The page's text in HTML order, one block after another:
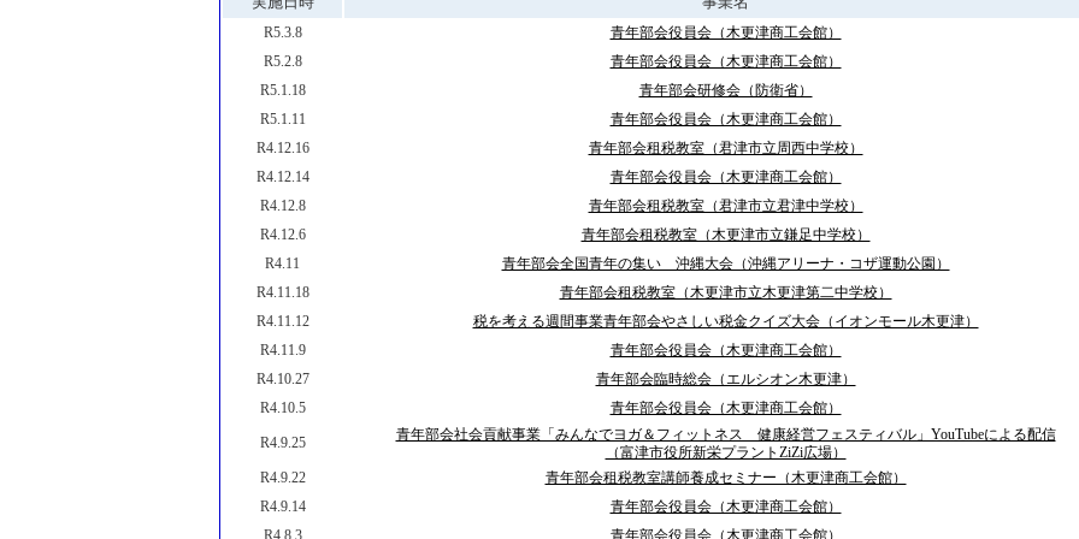
R5.3.8
青年部会役員会（木更津商工会館）
R5.2.8
青年部会役員会（木更津商工会館）
R5.1.18
青年部会研修会（防衛省）
R5.1.11
青年部会役員会（木更津商工会館）
R4.12.16
青年部会租税教室（君津市立周西中学校）
R4.12.14
青年部会役員会（木更津商工会館）
R4.12.8
青年部会租税教室（君津市立君津中学校）
R4.12.6
青年部会租税教室（木更津市立鎌足中学校）
R4.11
青年部会全国青年の集い 沖縄大会（沖縄アリーナ・コザ運動公園）
R4.11.18
青年部会租税教室（木更津市立木更津第二中学校）
R4.11.12
税を考える週間事業青年部会やさしい税金クイズ大会（イオンモール木更津）
R4.11.9
青年部会役員会（木更津商工会館）
R4.10.27
青年部会臨時総会（エルシオン木更津）
R4.10.5
青年部会役員会（木更津商工会館）
R4.9.25
青年部会社会貢献事業「みんなでヨガ＆フィットネス 健康経営フェスティバル」YouTubeによる配信
（富津市役所新栄プラントZiZi広場）
R4.9.22
青年部会租税教室講師養成セミナー（木更津商工会館）
R4.9.14
青年部会役員会（木更津商工会館）
R4.8.3
青年部会役員会（木更津商工会館）